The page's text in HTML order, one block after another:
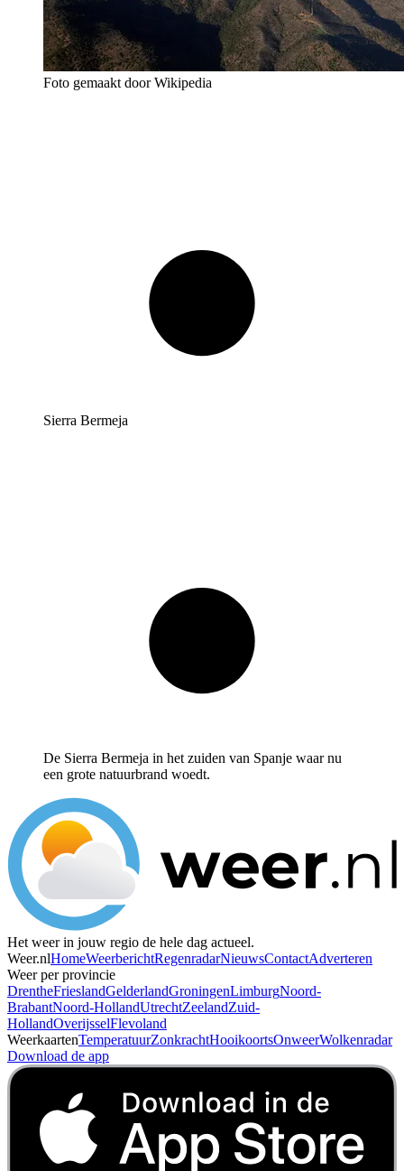
Foto gemaakt door Wikipedia
Sierra Bermeja
De Sierra Bermeja in het zuiden van Spanje waar nu
een grote natuurbrand woedt.
Het weer in jouw regio de hele dag actueel.
Weer.nlHomeWeerberichtRegenradarNieuwsContactAdverteren
Weer per provincie
DrentheFrieslandGelderlandGroningenLimburgNoord-
BrabantNoord-HollandUtrechtZeelandZuid-
HollandOverijsselFlevoland
WeerkaartenTemperatuurZonkrachtHooikoortsOnweerWolkenradar
Download de app